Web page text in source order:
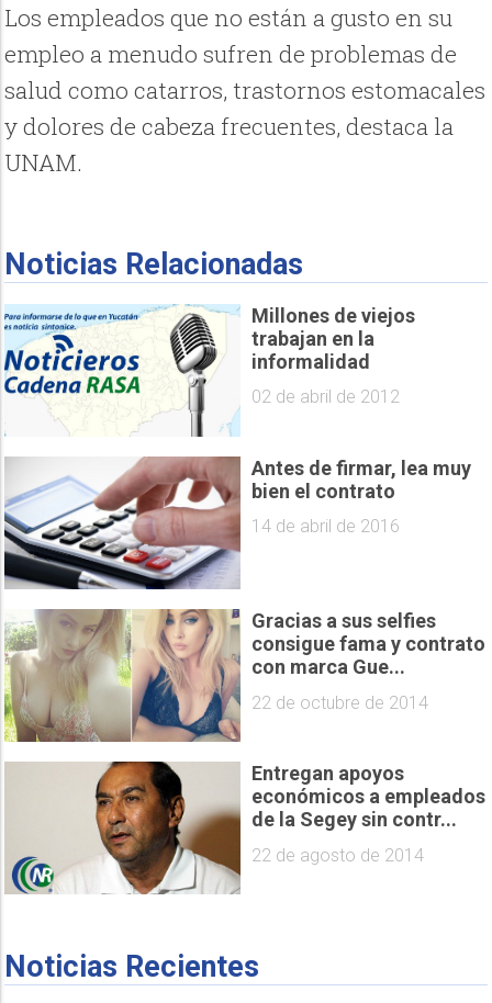
Los empleados que no están a gusto en su
empleo a menudo sufren de problemas de
salud como catarros, trastornos estomacales
y dolores de cabeza frecuentes, destaca la
UNAM.
Noticias Relacionadas
Millones de viejos
trabajan en la
informalidad
02 de abril de 2012
Antes de firmar, lea muy
bien el contrato
14 de abril de 2016
Gracias a sus selfies
consigue fama y contrato
con marca Gue...
22 de octubre de 2014
Entregan apoyos
económicos a empleados
de la Segey sin contr...
22 de agosto de 2014
Noticias Recientes